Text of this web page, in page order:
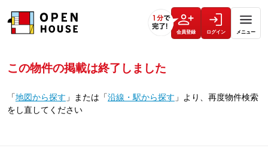
会員登録 ログイン メニュー
この物件の掲載は終了しました
「地図から探す 」 または 「沿線・駅から探す 」 より、再度物件検索
をし直してください